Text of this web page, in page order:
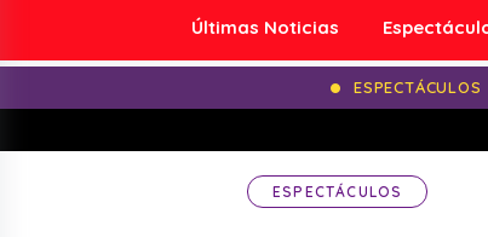
Últimas Noticias
ESPECTÁCULOS
ESPECTÁCULOS